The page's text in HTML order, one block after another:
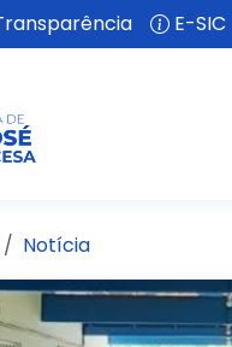
E-SIC
Notícia